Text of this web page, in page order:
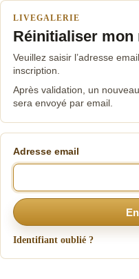
LIVEGALERIE
Réinitialiser mon
Veuillez saisir l’adresse
inscription.
Après validation, un
sera envoyé par email.
Adresse email
Identifiant oublié ?